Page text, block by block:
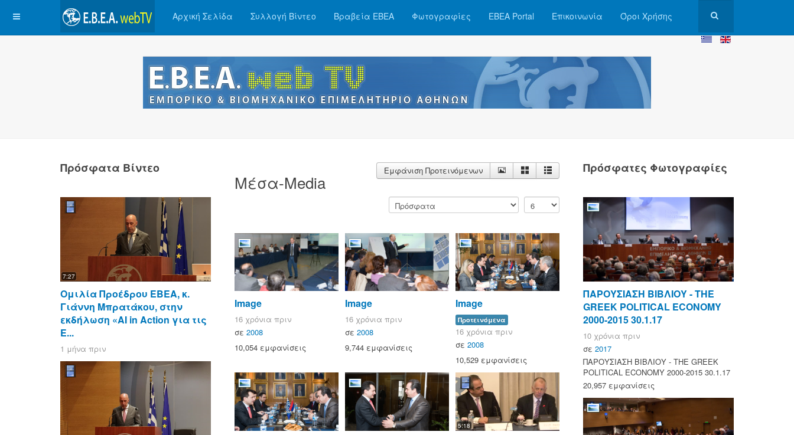
Αρχική Σελίδα Συλλογή Βίντεο Βραβεία ΕΒΕΑ Φωτογραφίες ΕΒΕΑ Portal Επικοινωνία Όροι Χρήσης
Μέσα-Media
Εμφάνιση Προτεινόμενων
Image
16 χρόνια πριν
σε 2008
10,054 εμφανίσεις
Image
16 χρόνια πριν
σε2008
9,744 εμφανίσεις
Image
Προτεινόμενα
16 χρόνια πριν
σε2008
10,529 εμφανίσεις
5:18
Πρόσφατα Βίντεο
7:27
Ομιλία Προέδρου ΕΒΕΑ, κ.
Γιάννη Μπρατάκου, στην
εκδήλωση «AI in Action για τις
Ε...
1 μήνα πριν
Πρόσφατες Φωτογραφίες
ΠΑΡΟΥΣΙΑΣΗ ΒΙΒΛΙΟΥ - ΤΗΕ
GREEK POLITICAL ECONOMY
2000-2015 30.1.17
10 χρόνια πριν
σε 2017
ΠΑΡΟΥΣΙΑΣΗ ΒΙΒΛΙΟΥ - ΤΗΕ GREEK
POLITICAL ECONOMY 2000-2015 30.1.17
20,957 εμφανίσεις